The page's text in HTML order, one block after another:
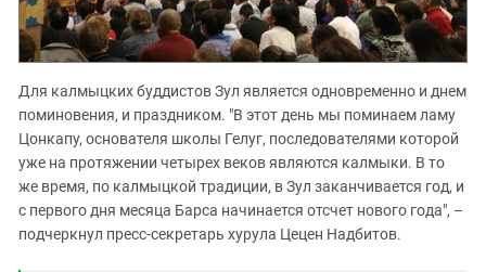
Для калмыцких буддистов Зул является одновременно и днем
поминовения, и праздником. "В этот день мы поминаем ламу
Цонкапу, основателя школы Гелуг, последователями которой
уже на протяжении четырех веков являются калмыки. В то
же время, по калмыцкой традиции, в Зул заканчивается год, и
с первого дня месяца Барса начинается отсчет нового года", –
подчеркнул пресс-секретарь хурула Цецен Надбитов.